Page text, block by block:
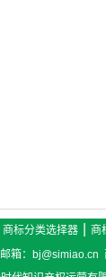
商标分类选择器 商
：bj@simiao.cn